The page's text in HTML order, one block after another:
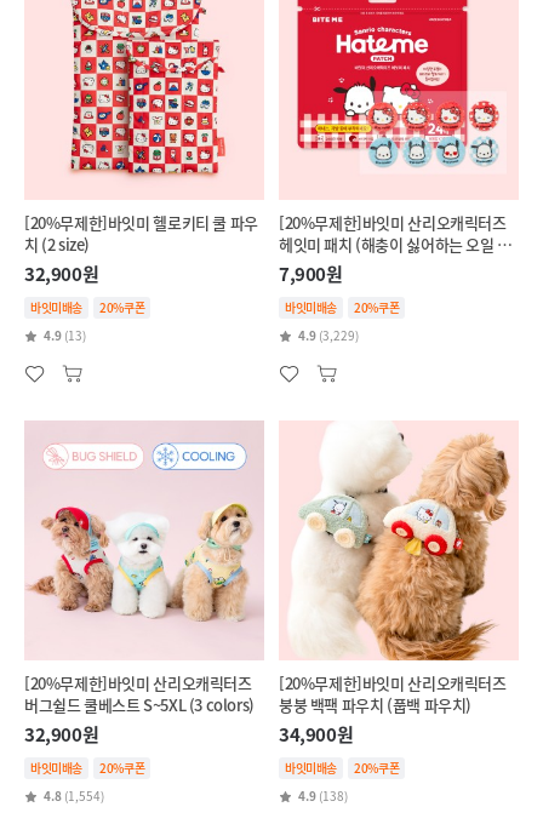
[20%무제한]바잇미 헬로키티 쿨 파우
치 (2 size)
32,900원
바잇미배송
20%쿠폰
4.9 (13)
[20%무제한]바잇미 산리오캐릭터즈
헤잇미 패치 (해충이 싫어하는 오일 함
유)
7,900원
바잇미배송
20%쿠폰
4.9 (3,229)
[20%무제한]바잇미 산리오캐릭터즈
버그쉴드 쿨베스트 S~5XL (3 colors)
32,900원
바잇미배송
20%쿠폰
4.8 (1,554)
[20%무제한]바잇미 산리오캐릭터즈
붕붕 백팩 파우치 (풉백 파우치)
34,900원
바잇미배송
20%쿠폰
4.9 (138)